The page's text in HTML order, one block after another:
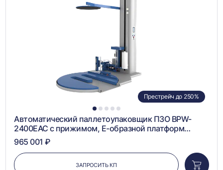
1 2 3 4 5
Престрейч до 250%
Автоматический паллетоупаковщик ПЗО BPW-
2400ЕАС с прижимом, Е-образной платформ…
965 001 ₽
ЗАПРОСИТЬ КП